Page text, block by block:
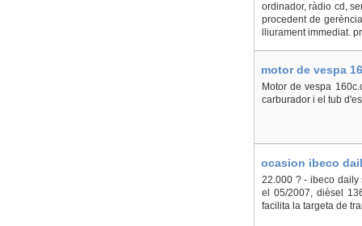
ordinador, ràdio cd,
procedent de
lliurament immediat.
motor de vespa
Motor de vespa
carburador i el tub
ocasion ibeco
22.000 ? - ibeco daily
el 05/2007, dièsel
facilita la targeta de